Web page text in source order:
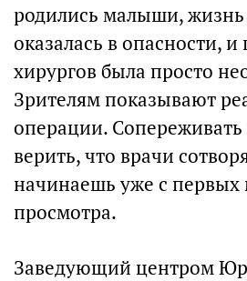
родились малыши,
оказалась в опасности,
хирургов была просто
Зрителям показывают
операции. Сопереживать
верить, что врачи
начинаешь уже с первых
просмотра.
Заведующий центром